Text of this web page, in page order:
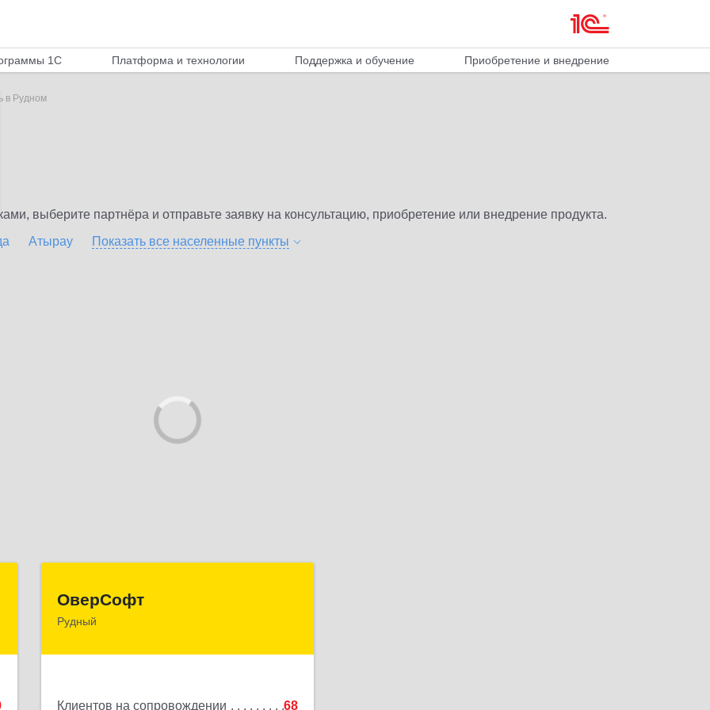
1С Платформа и технологии Поддержка и обучение Приобретение и внедрение
в Рудном
выберите партнёра и отправьте заявку на консультацию, приобретение или внедрение продукта.
Атырау Показать все населенные пункты
ОверСофт
Рудный
Клиентов на сопровождении 68
КАЗАХСТАН , 111500, Костанайская